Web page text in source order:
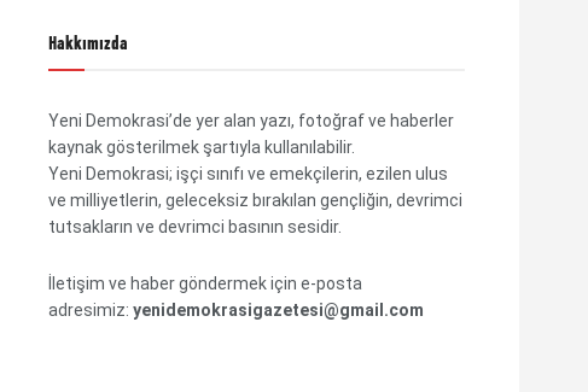
Hakkımızda
Yeni Demokrasi’de yer alan yazı, fotoğraf ve haberler
kaynak gösterilmek şartıyla kullanılabilir.
Yeni Demokrasi; işçi sınıfı ve emekçilerin, ezilen ulus
ve milliyetlerin, geleceksiz bırakılan gençliğin, devrimci
tutsakların ve devrimci basının sesidir.
İletişim ve haber göndermek için e-posta
adresimiz: yenidemokrasigazetesi@gmail.com